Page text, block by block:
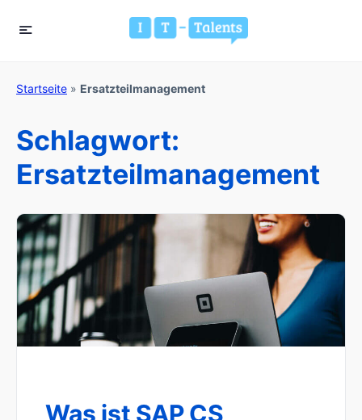
Startseite » Ersatzteilmanagement
Schlagwort:
Ersatzteilmanagement
Was ist SAP CS